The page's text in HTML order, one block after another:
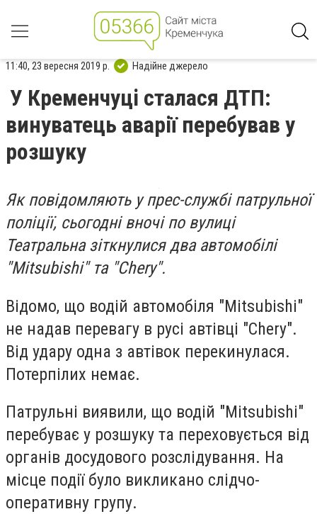
11:40, 23 вересня 2019 р. Надійне джерело
У Кременчуці сталася ДТП:
винуватець аварії перебував у
розшуку
Як повідомляють у прес-службі патрульної
поліції, сьогодні вночі по вулиці
Театральна зіткнулися два автомобілі
"Mitsubishi" та "Chery".
Відомо, що водій автомобіля "Mitsubishi"
не надав перевагу в русі автівці "Chery".
Від удару одна з автівок перекинулася.
Потерпілих немає.
Патрульні виявили, що водій "Mitsubishi"
перебуває у розшуку та переховується від
органів досудового розслідування. На
місце події було викликано слідчо-
оперативну групу.